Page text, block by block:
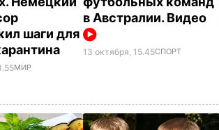
шаги для
МИР
в Австралии. Видео
13 октября, 15.45СПОРТ